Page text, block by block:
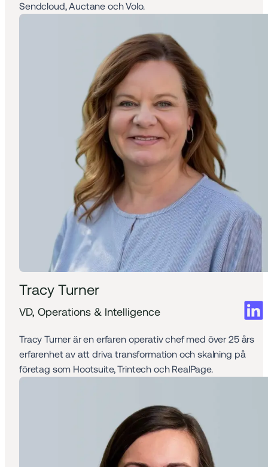
Sendcloud, Auctane och Volo.
Tracy Turner
VD, Operations & Intelligence
Tracy Turner är en erfaren operativ chef med över 25 års
erfarenhet av att driva transformation och skalning på
företag som Hootsuite, Trintech och RealPage.